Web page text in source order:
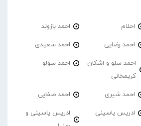
احلام احمد بازوند
احمد‌ رضایی احمد سعیدی
احمد سلو و اشکان
کریمخانی
احمد سولو
احمد شیری احمد صفایی
ادریس یاسینی
ادریس یاسینی و